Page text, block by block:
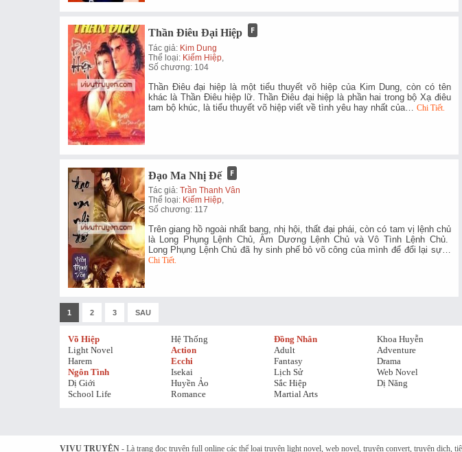
Thần Điêu Đại Hiệp
Tác giả: Kim Dung
Thể loại: Kiếm Hiệp,
Số chương: 104
Thần Điêu đại hiệp là một tiểu thuyết võ hiệp của Kim Dung, còn có tên
khác là Thần Điêu hiệp lữ. Thần Điêu đại hiệp là phần hai trong bộ Xạ điêu
tam bộ khúc, là tiểu thuyết võ hiệp viết về tình yêu hay nhất của… Chi Tiết.
Đạo Ma Nhị Đế
Tác giả: Trần Thanh Vân
Thể loại: Kiếm Hiệp,
Số chương: 117
Trên giang hồ ngoài nhất bang, nhị hội, thất đại phái, còn có tam vị lệnh chủ
là Long Phụng Lệnh Chủ, Âm Dương Lệnh Chủ và Vô Tình Lệnh Chủ.
Long Phụng Lệnh Chủ đã hy sinh phế bỏ võ công của mình để đổi lại sự…
Chi Tiết.
1 2 3 SAU
Võ Hiệp Hệ Thống Đồng Nhân Khoa Huyễn
Light Novel
Action Adult Adventure
Harem
Ecchi Fantasy Drama
Ngôn Tình
Isekai Lịch Sử Web Novel
Dị Giới
Huyền Ảo Sắc Hiệp Dị Năng
School Life
Romance Martial Arts
VIVU TRUYỆN - Là trang đọc truyện full online các thể loại truyện light novel, web novel, truyện convert, truyện dịch,